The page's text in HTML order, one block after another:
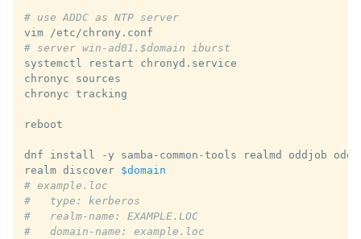
# use ADDC as NTP server
vim
# server win-ad01.$domain iburst
systemctl
restart
chronyd.service
chronyc
sources
chronyc tracking
reboot
dnf install -y samba-common-tools realmd oddjob
realm discover $domain
# example.loc
#   type: kerberos
#   realm-name: EXAMPLE.LOC
#   domain-name: example.loc